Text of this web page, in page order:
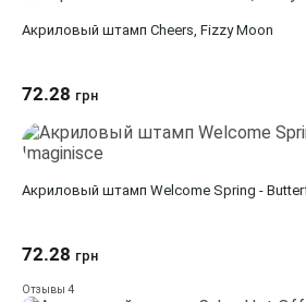
Акриловый штамп Cheers, Fizzy Moon
72.28 грн
Акриловый штамп Welcome Spring
72.28 грн
Отзывы 4